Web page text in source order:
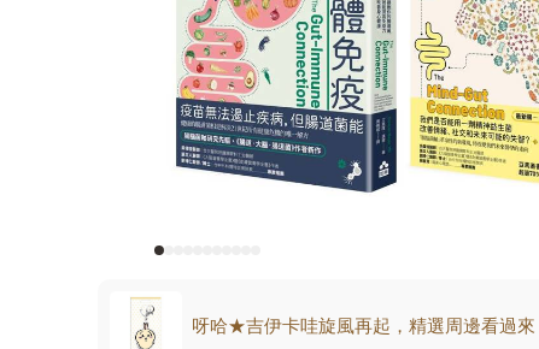
呀哈★吉伊卡哇旋風再起，精選周邊看過來